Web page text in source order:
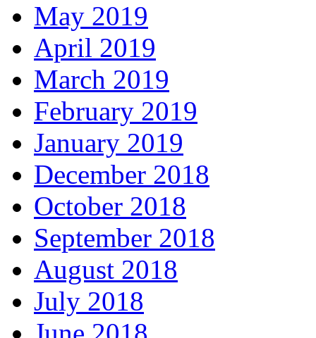
May 2019
April 2019
March 2019
February 2019
January 2019
December 2018
October 2018
September 2018
August 2018
July 2018